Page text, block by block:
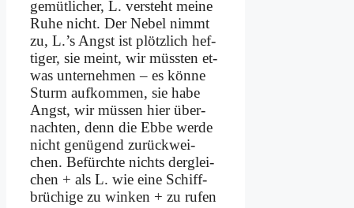
ge­müt­li­cher, L. ver­steht mei­ne
Ru­he nicht. Der Ne­bel nimmt
zu, L.’s Angst ist plötz­lich hef­
ti­ger, sie meint, wir müss­ten et­
was un­ter­neh­men – es kön­ne
Sturm auf­kom­men, sie ha­be
Angst, wir müs­sen hier über­
nach­ten, denn die Eb­be wer­de
nicht ge­nü­gend zu­rück­wei­
chen. Be­fürch­te nichts der­glei­
chen + als L. wie ei­ne Schiff­
brü­chi­ge zu win­ken + zu ru­fen